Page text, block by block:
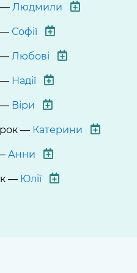
— Людмили
— Софії
— Любові
— Надії
— Віри
— Катерини
Анни
— Юлії